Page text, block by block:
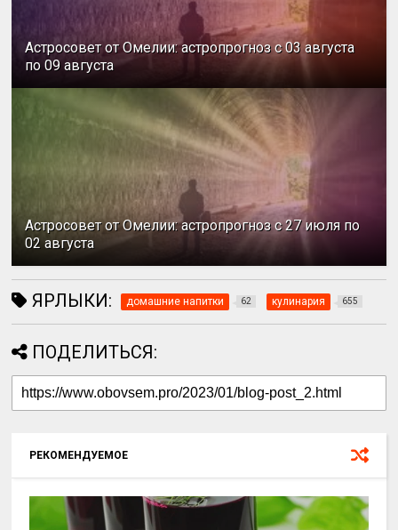
Астросовет от Омелии: астропрогноз с 03 августа
по 09 августа
Астросовет от Омелии: астропрогноз с 27 июля по
02 августа
ЯРЛЫКИ: домашние напитки 62 кулинария 655
ПОДЕЛИТЬСЯ:
РЕКОМЕНДУЕМОЕ